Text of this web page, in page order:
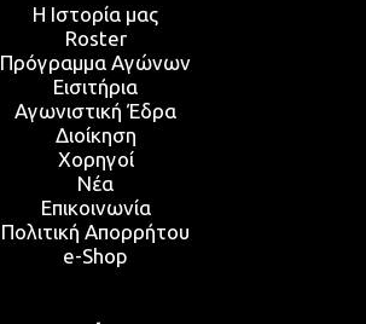
Η Ιστορία μας
Roster
Πρόγραμμα Αγώνων
Εισιτήρια
Αγωνιστική Έδρα
Διοίκηση
Χορηγοί
Νέα
Επικοινωνία
Πολιτική Απορρήτου
e-Shop